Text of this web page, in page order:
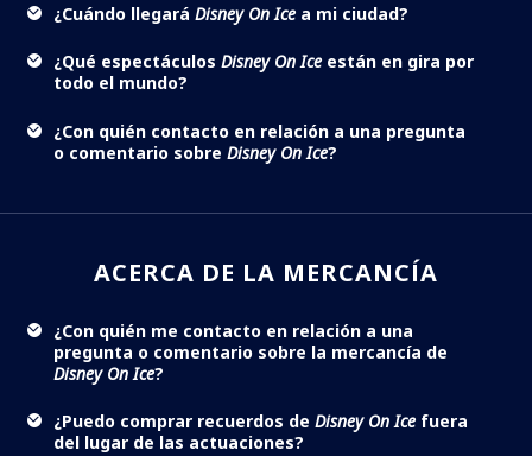
¿Cuándo llegará Disney On Ice a mi ciudad?
¿Qué espectáculos Disney On Ice están en gira por
todo el mundo?
¿Con quién contacto en relación a una pregunta
o comentario sobre Disney On Ice?
ACERCA DE LA MERCANCÍA
¿Con quién me contacto en relación a una
pregunta o comentario sobre la mercancía de
Disney On Ice?
¿Puedo comprar recuerdos de Disney On Ice fuera
del lugar de las actuaciones?